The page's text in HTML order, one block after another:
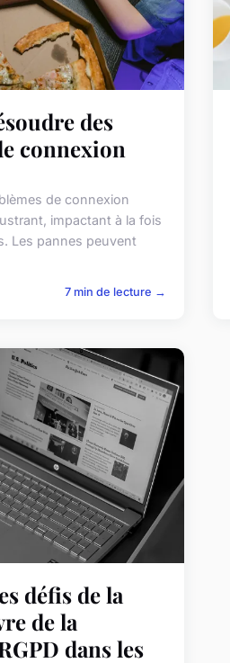
des
connexion
de connexion
impactant à la fois
Les pannes peuvent
7 min de lecture →
défis de la
de la
dans les